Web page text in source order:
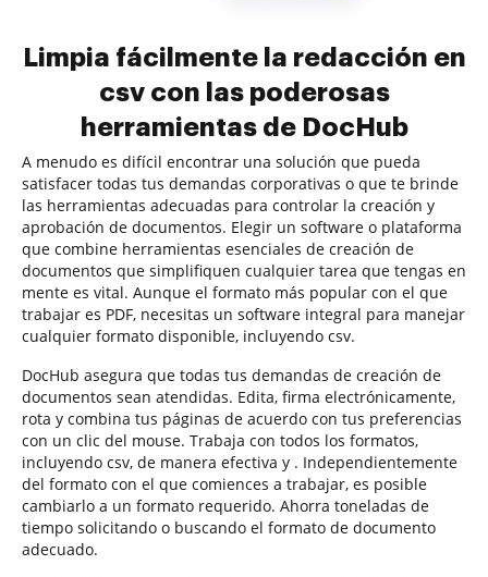
Limpia fácilmente la redacción en
csv con las poderosas
herramientas de DocHub
A menudo es difícil encontrar una solución que pueda
satisfacer todas tus demandas corporativas o que te brinde
las herramientas adecuadas para controlar la creación y
aprobación de documentos. Elegir un software o plataforma
que combine herramientas esenciales de creación de
documentos que simplifiquen cualquier tarea que tengas en
mente es vital. Aunque el formato más popular con el que
trabajar es PDF, necesitas un software integral para manejar
cualquier formato disponible, incluyendo csv.
DocHub asegura que todas tus demandas de creación de
documentos sean atendidas. Edita, firma electrónicamente,
rota y combina tus páginas de acuerdo con tus preferencias
con un clic del mouse. Trabaja con todos los formatos,
incluyendo csv, de manera efectiva y . Independientemente
del formato con el que comiences a trabajar, es posible
cambiarlo a un formato requerido. Ahorra toneladas de
tiempo solicitando o buscando el formato de documento
adecuado.